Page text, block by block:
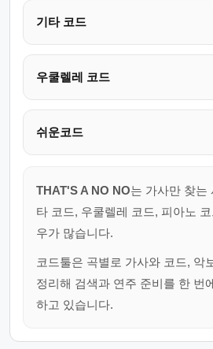
기타 코드
우쿨렐레 코드
쉬운코드
THAT'S A NO NO는 가사만 찾는
타 코드, 우쿨렐레 코드, 피아노
우가 많습니다.
코드툴은 곡별로 가사와 코드, 악
정리해 검색과 연주 준비를 한 번
하고 있습니다.